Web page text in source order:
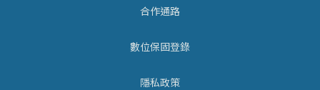
合作通路
數位保固登錄
隱私政策